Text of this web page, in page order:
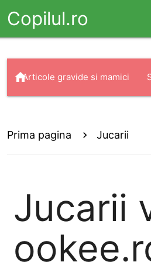
Copilul.ro
homeArticole gravide si mamici
Prima pagina Jucarii
Jucarii